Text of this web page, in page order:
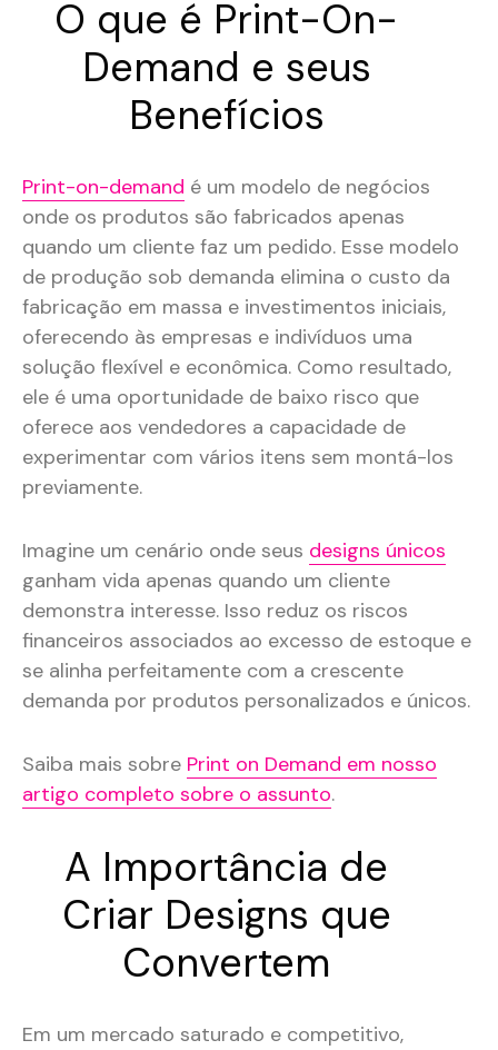
O que é Print-On-
Demand e seus
Benefícios
Print-on-demand é um modelo de negócios
onde os produtos são fabricados apenas
quando um cliente faz um pedido. Esse modelo
de produção sob demanda elimina o custo da
fabricação em massa e investimentos iniciais,
oferecendo às empresas e indivíduos uma
solução flexível e econômica. Como resultado,
ele é uma oportunidade de baixo risco que
oferece aos vendedores a capacidade de
experimentar com vários itens sem montá-los
previamente.
Imagine um cenário onde seus designs únicos
ganham vida apenas quando um cliente
demonstra interesse. Isso reduz os riscos
financeiros associados ao excesso de estoque e
se alinha perfeitamente com a crescente
demanda por produtos personalizados e únicos.
Saiba mais sobre Print on Demand em nosso
artigo completo sobre o assunto.
A Importância de
Criar Designs que
Convertem
Em um mercado saturado e competitivo,